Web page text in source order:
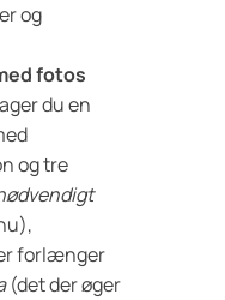
og
fotos
du en
og tre
forlænger
(det der øger